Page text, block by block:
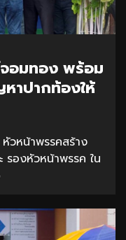
อมทอง พร้อม
าปากท้องให้
วหน้าพรรคสร้าง
รองหัวหน้าพรรค ใน